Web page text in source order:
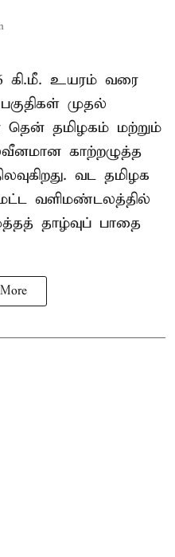
கி.மீ. உயரம் வரை
முதல்
தென் தமிழகம் மற்றும்
காற்றழுத்த
வட தமிழக
வளிமண்டலத்தில்
தாழ்வுப் பாதை